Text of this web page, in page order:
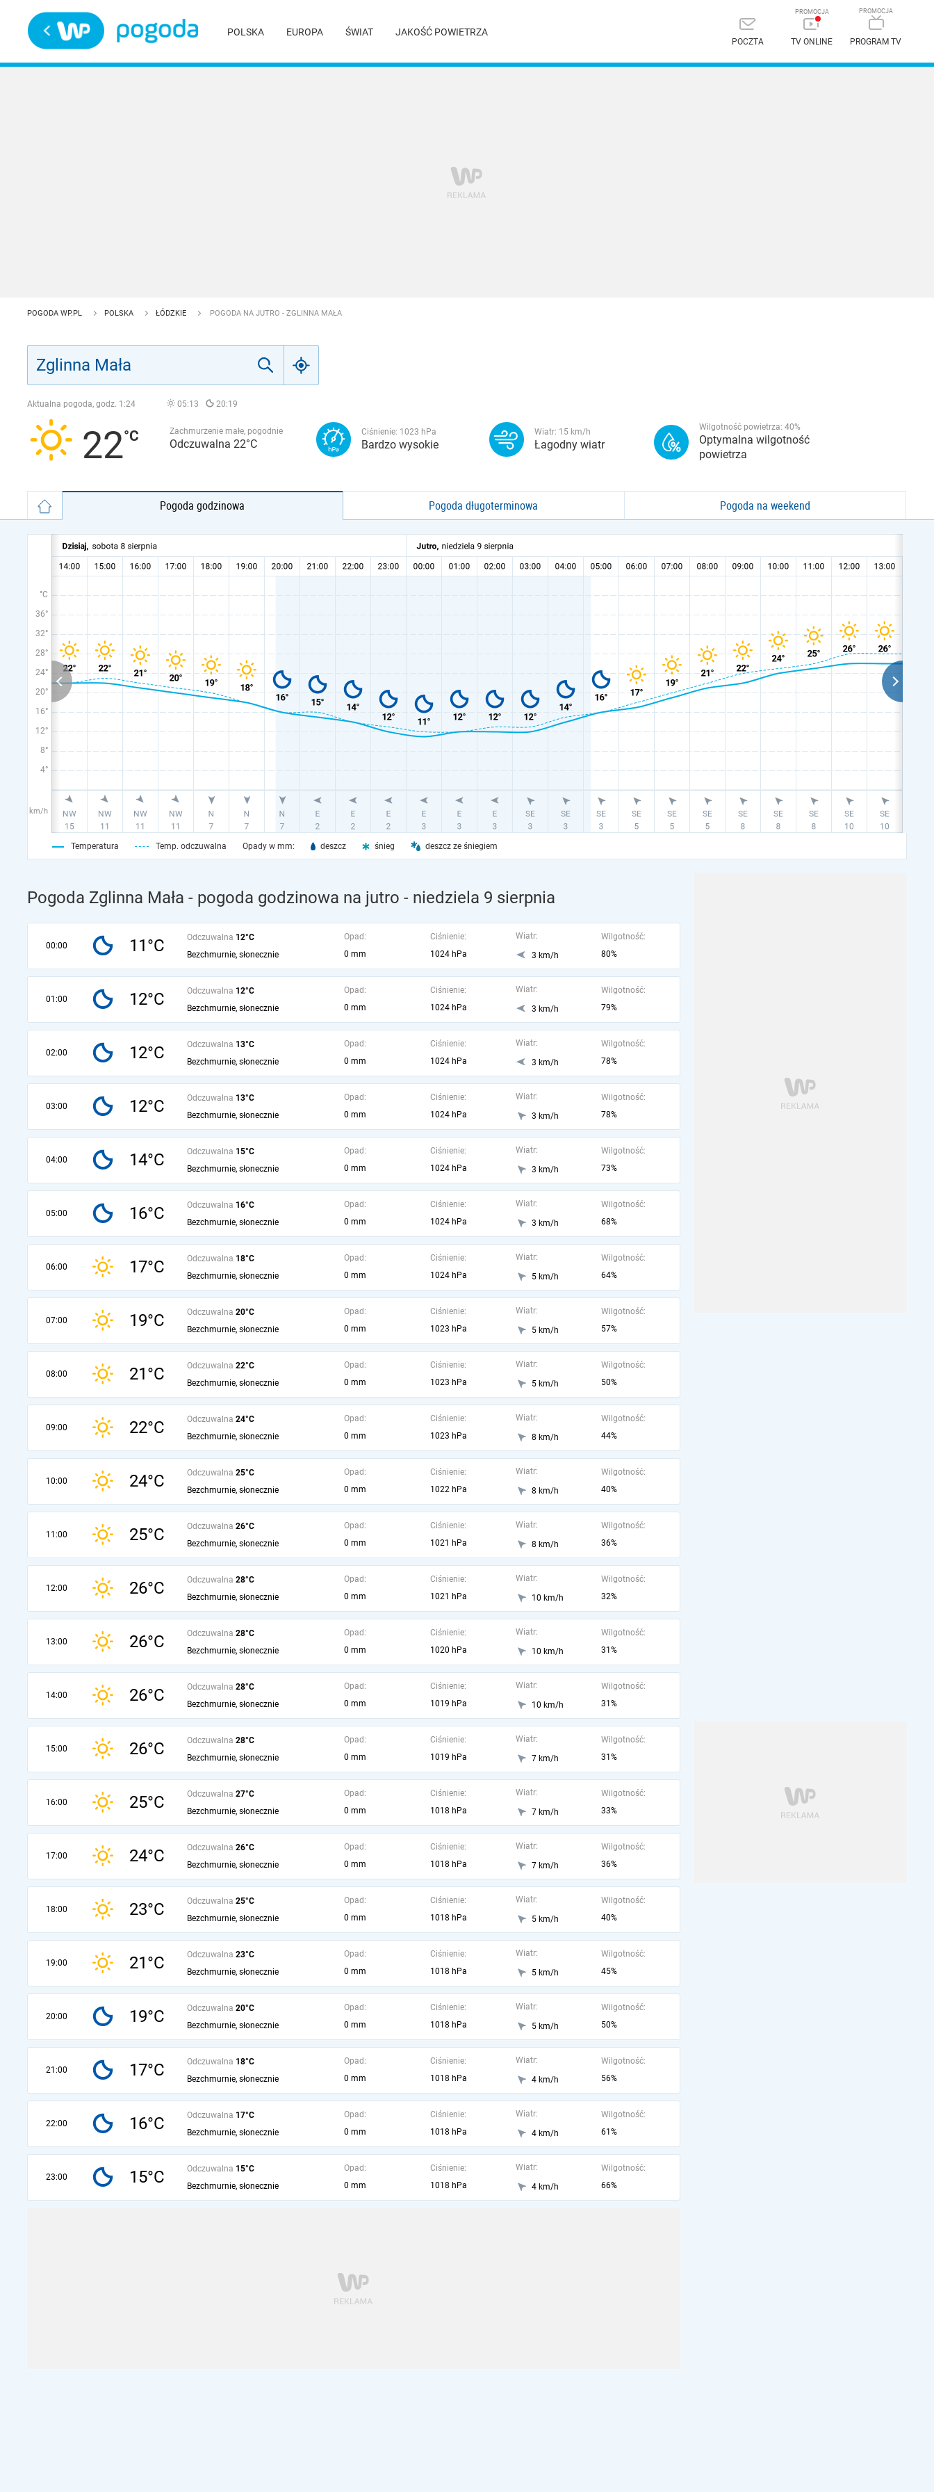
POLSKA EUROPA ŚWIAT JAKOŚĆ POWIETRZA
POCZTA TV ONLINE PROGRAM TV
POGODA WP.PL POLSKA ŁÓDZKIE POGODA NA JUTRO - ZGLINNA MAŁA
Aktualna pogoda, godz. 1:24 05:13 20:19
22 Zachmurzenie małe, pogodnie
Odczuwalna 22°C
Ciśnienie: 1023 hPa
Bardzo wysokie
Wiatr: 15 km/h
Łagodny wiatr
Wilgotność powietrza: 40%
Optymalna wilgotność
powietrza
Pogoda godzinowa Pogoda długoterminowa Pogoda na weekend
°C
36°
32°
28°
24°
20°
16°
12°
8°
4°
km/h
Temperatura Temp. odczuwalna Opady w mm: deszcz śnieg deszcz ze śniegiem
Pogoda Zglinna Mała - pogoda godzinowa na jutro - niedziela 9 sierpnia
00:00 11°C Odczuwalna 12°C
Bezchmurnie, słonecznie
Opad:
0 mm
Ciśnienie:
1024 hPa
Wiatr:
3 km/h
Wilgotność:
80%
01:00 12°C Odczuwalna 12°C
Bezchmurnie, słonecznie
Opad:
0 mm
Ciśnienie:
1024 hPa
Wiatr:
3 km/h
Wilgotność:
79%
02:00 12°C Odczuwalna 13°C
Bezchmurnie, słonecznie
Opad:
0 mm
Ciśnienie:
1024 hPa
Wiatr:
3 km/h
Wilgotność:
78%
03:00 12°C Odczuwalna 13°C
Bezchmurnie, słonecznie
Opad:
0 mm
Ciśnienie:
1024 hPa
Wiatr:
3 km/h
Wilgotność:
78%
04:00 14°C Odczuwalna 15°C
Bezchmurnie, słonecznie
Opad:
0 mm
Ciśnienie:
1024 hPa
Wiatr:
3 km/h
Wilgotność:
73%
05:00 16°C Odczuwalna 16°C
Bezchmurnie, słonecznie
Opad:
0 mm
Ciśnienie:
1024 hPa
Wiatr:
3 km/h
Wilgotność:
68%
06:00 17°C Odczuwalna 18°C
Bezchmurnie, słonecznie
Opad:
0 mm
Ciśnienie:
1024 hPa
Wiatr:
5 km/h
Wilgotność:
64%
07:00 19°C Odczuwalna 20°C
Bezchmurnie, słonecznie
Opad:
0 mm
Ciśnienie:
1023 hPa
Wiatr:
5 km/h
Wilgotność:
57%
08:00 21°C Odczuwalna 22°C
Bezchmurnie, słonecznie
Opad:
0 mm
Ciśnienie:
1023 hPa
Wiatr:
5 km/h
Wilgotność:
50%
09:00 22°C Odczuwalna 24°C
Bezchmurnie, słonecznie
Opad:
0 mm
Ciśnienie:
1023 hPa
Wiatr:
8 km/h
Wilgotność:
44%
10:00 24°C Odczuwalna 25°C
Bezchmurnie, słonecznie
Opad:
0 mm
Ciśnienie:
1022 hPa
Wiatr:
8 km/h
Wilgotność:
40%
11:00 25°C Odczuwalna 26°C
Bezchmurnie, słonecznie
Opad:
0 mm
Ciśnienie:
1021 hPa
Wiatr:
8 km/h
Wilgotność:
36%
12:00 26°C Odczuwalna 28°C
Bezchmurnie, słonecznie
Opad:
0 mm
Ciśnienie:
1021 hPa
Wiatr:
10 km/h
Wilgotność:
32%
13:00 26°C Odczuwalna 28°C
Bezchmurnie, słonecznie
Opad:
0 mm
Ciśnienie:
1020 hPa
Wiatr:
10 km/h
Wilgotność:
31%
14:00 26°C Odczuwalna 28°C
Bezchmurnie, słonecznie
Opad:
0 mm
Ciśnienie:
1019 hPa
Wiatr:
10 km/h
Wilgotność:
31%
15:00 26°C Odczuwalna 28°C
Bezchmurnie, słonecznie
Opad:
0 mm
Ciśnienie:
1019 hPa
Wiatr:
7 km/h
Wilgotność:
31%
16:00 25°C Odczuwalna 27°C
Bezchmurnie, słonecznie
Opad:
0 mm
Ciśnienie:
1018 hPa
Wiatr:
7 km/h
Wilgotność:
33%
17:00 24°C Odczuwalna 26°C
Bezchmurnie, słonecznie
Opad:
0 mm
Ciśnienie:
1018 hPa
Wiatr:
7 km/h
Wilgotność:
36%
18:00 23°C Odczuwalna 25°C
Bezchmurnie, słonecznie
Opad:
0 mm
Ciśnienie:
1018 hPa
Wiatr:
5 km/h
Wilgotność:
40%
19:00 21°C Odczuwalna 23°C
Bezchmurnie, słonecznie
Opad:
0 mm
Ciśnienie:
1018 hPa
Wiatr:
5 km/h
Wilgotność:
45%
20:00 19°C Odczuwalna 20°C
Bezchmurnie, słonecznie
Opad:
0 mm
Ciśnienie:
1018 hPa
Wiatr:
5 km/h
Wilgotność:
50%
21:00 17°C Odczuwalna 18°C
Bezchmurnie, słonecznie
Opad:
0 mm
Ciśnienie:
1018 hPa
Wiatr:
4 km/h
Wilgotność:
56%
22:00 16°C Odczuwalna 17°C
Bezchmurnie, słonecznie
Opad:
0 mm
Ciśnienie:
1018 hPa
Wiatr:
4 km/h
Wilgotność:
61%
23:00 15°C Odczuwalna 15°C
Bezchmurnie, słonecznie
Opad:
0 mm
Ciśnienie:
1018 hPa
Wiatr:
4 km/h
Wilgotność:
66%